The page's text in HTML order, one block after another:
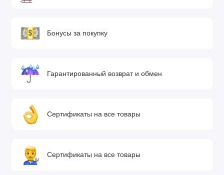
Бонусы за покупку
Гарантированный возврат и обмен
Сертификаты на все товары
Сертификаты на все товары